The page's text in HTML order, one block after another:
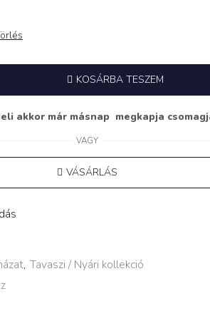
KOSÁRBA TESZEM
akkor már másnap megkapja
VAGY
VÁSÁRLÁS
, Tavaszi / Nyári kollekció